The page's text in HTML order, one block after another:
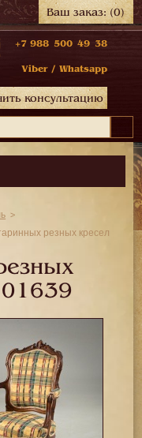
Ваш заказ:(0)
+7 988 500 49 38
Viber / Whatsapp
консультацию
резных кресел